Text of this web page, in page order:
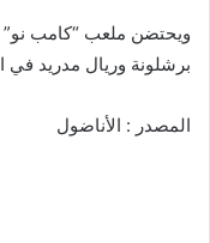
ويحتضن ملعب “كامب نو”
برشلونة وريال مدريد في
المصدر : الأناضول